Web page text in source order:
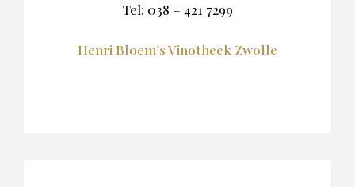
Tel: 038 – 421 7299
Henri Bloem’s Vinotheek Zwolle